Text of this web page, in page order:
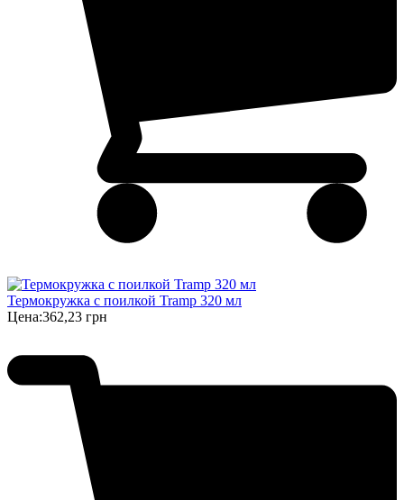
Термокружка с поилкой Tramp 320 мл
Цена:362,23 грн